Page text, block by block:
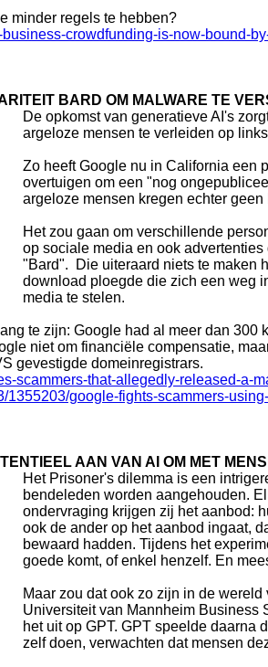
minder regels te hebben?
crowdfunding-is-now-bound-
BARD OM MALWARE TE
De opkomst van generatieve AI's
argeloze mensen te verleiden op
Zo heeft Google nu in California een
overtuigen om een "nog
argeloze mensen kregen echter
Het zou gaan om verschillende
op sociale media en ook
"Bard". Die uiteraard niets te maken
download ploegde die zich een weg
media te stelen.
te zijn: Google had al meer dan
niet om financiële compensatie,
gevestigde domeinregistrars.
scammers-that-allegedly-released-a-
1355203/google-fights-scammers-
AAN VAN AI OM MET
Het Prisoner's dilemma is een
bendeleden worden aangehouden.
ondervraging krijgen zij het aanbod:
ook de ander op het aanbod ingaat,
bewaard hadden. Tijdens het
goede komt, of enkel henzelf. En
Maar zou dat ook zo zijn in de
Universiteit van Mannheim Business
het uit op GPT. GPT speelde daarna
zelf doen, verwachten dat mensen